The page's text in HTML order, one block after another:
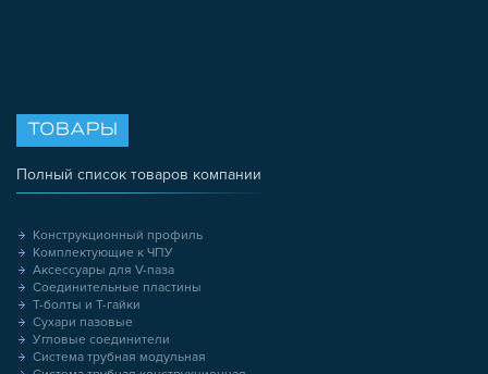
ТОВАРЫ
Полный список товаров компании
Конструкционный профиль
Комплектующие к ЧПУ
Аксессуары для V-паза
Соединительные пластины
Т-болты и Т-гайки
Сухари пазовые
Угловые соединители
Система трубная модульная